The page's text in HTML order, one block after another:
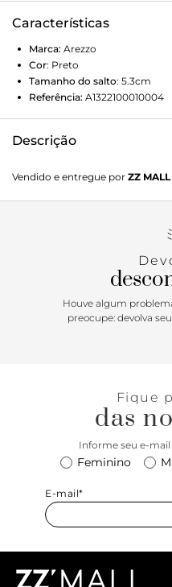
Características
Marca: Arezzo
Cor: Preto
Tamanho do salto: 5.3cm
Referência: A1322100010004
Descrição
Fechado, possui aplicação
cabedal. Traz tira fina
metálica. Com palmilha da
Vendido e entregue por ZZ MALL
Houve algum
preocupe: devolva
Fique
das
Informe seu e-mail
Feminino
E-mail*